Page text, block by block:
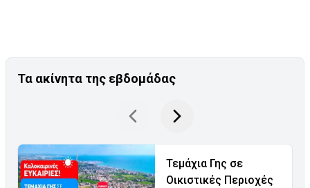
Τα ακίνητα της εβδομάδας
Τεμάχια Γης σε
Οικιστικές Περιοχές